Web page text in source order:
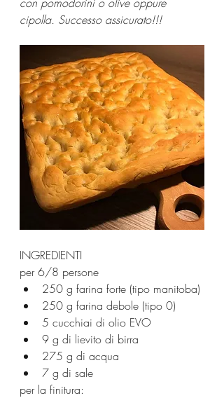
cipolla. Successo assicurato!!!
INGREDIENTI
per 6/8 persone
250 g farina forte (tipo manitoba)
250 g farina debole (tipo 0)
5 cucchiai di olio EVO
9 g di lievito di birra
275 g di acqua
7 g di sale
per la finitura: